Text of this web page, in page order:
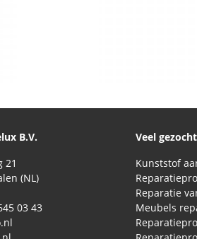
B.V.
21
(NL)
03 43
Veel gezocht
Meubels